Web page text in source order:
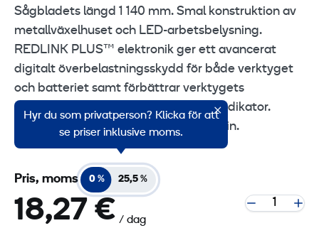
Sågbladets längd 1 140 mm. Smal konstruktion av
metallväxelhuset och LED-arbetsbelysning.
REDLINK PLUS™ elektronik ger ett avancerat
digitalt överbelastningsskydd för både verktyget
och batteriet samt förbättrar verktygets
prestanda under belastning. Batteriindikator.
Variabel hastighet i 5 steg, 0-116 m/min.
Hyr du som privatperson? Klicka för att
se priser inklusive moms.
Pris, moms 0 % 25,5 %
18,27 € / dag